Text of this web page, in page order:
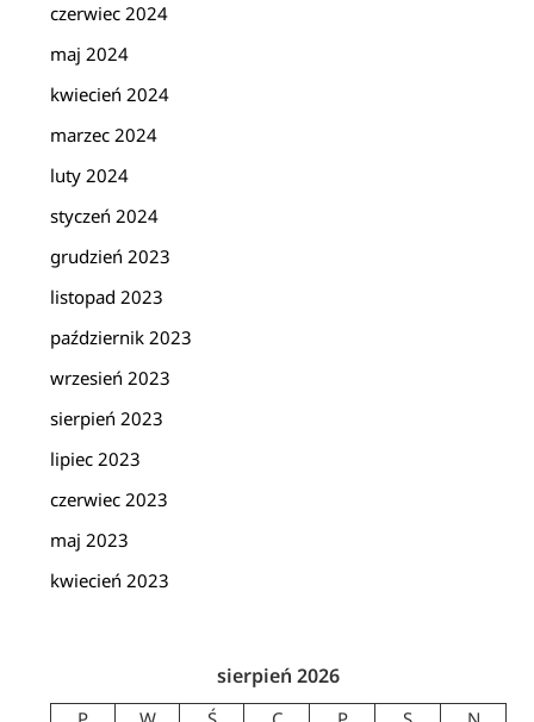
czerwiec 2024
maj 2024
kwiecień 2024
marzec 2024
luty 2024
styczeń 2024
grudzień 2023
listopad 2023
październik 2023
wrzesień 2023
sierpień 2023
lipiec 2023
czerwiec 2023
maj 2023
kwiecień 2023
sierpień 2026